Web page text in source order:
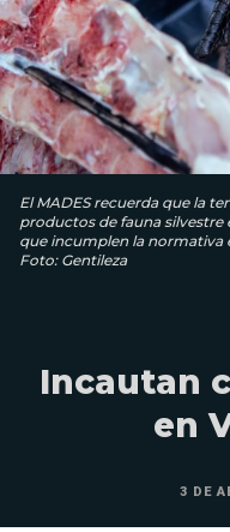
El MADES recuerda que la
productos de fauna silvestre
que incumplen la normativa
Foto: Gentileza
Incautan
en
3 DE